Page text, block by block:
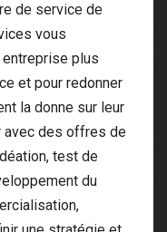
de service de
vous
entreprise plus
et pour redonner
la donne sur leur
avec des offres de
test de
du